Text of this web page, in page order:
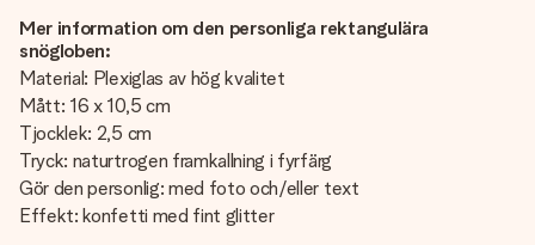
Mer information om den personliga rektangulära
snögloben:
Material: Plexiglas av hög kvalitet
Mått: 16 x 10,5 cm
Tjocklek: 2,5 cm
Tryck: naturtrogen framkallning i fyrfärg
Gör den personlig: med foto och/eller text
Effekt: konfetti med fint glitter